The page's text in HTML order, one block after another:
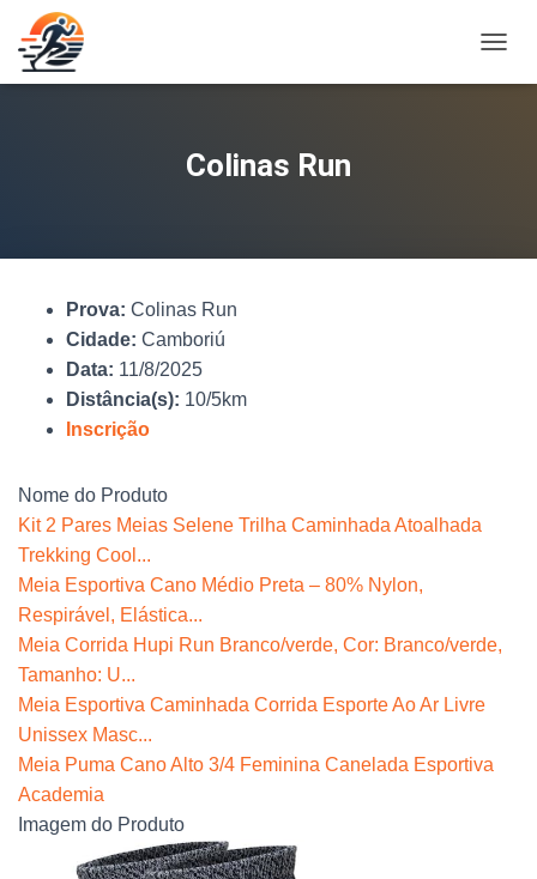
L
Colinas Run
Prova: Colinas Run
Cidade: Camboriú
Data: 11/8/2025
Distância(s): 10/5km
Inscrição
Nome do Produto
Kit 2 Pares Meias Selene Trilha Caminhada Atoalhada
Trekking Cool...
Meia Esportiva Cano Médio Preta – 80% Nylon,
Respirável, Elástica...
Meia Corrida Hupi Run Branco/verde, Cor: Branco/verde,
Tamanho: U...
Meia Esportiva Caminhada Corrida Esporte Ao Ar Livre
Unissex Masc...
Meia Puma Cano Alto 3/4 Feminina Canelada Esportiva
Academia
Imagem do Produto